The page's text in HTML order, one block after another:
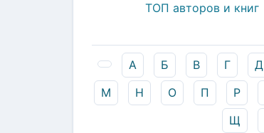
ТОП авторов и книг
А Б В Г Д
М
Н О П Р
Щ